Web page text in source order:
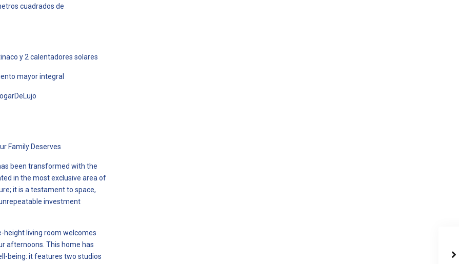
cuadrados de
y 2 calentadores solares
mayor integral
Family Deserves
been transformed with the
in the most exclusive area of
it is a testament to space,
investment
height living room welcomes
afternoons. This home has
being: it features two studios